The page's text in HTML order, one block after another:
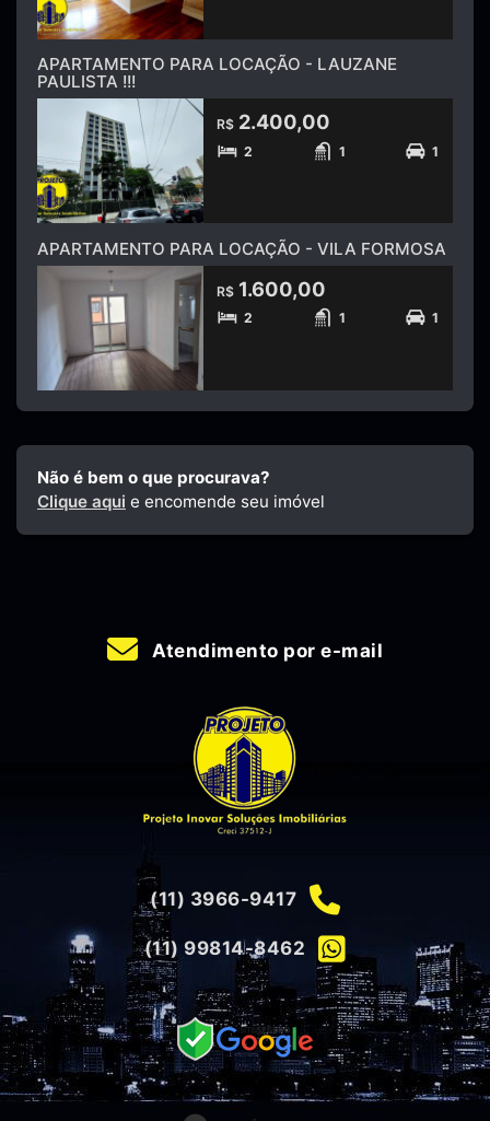
APARTAMENTO PARA LOCAÇÃO - LAUZANE
PAULISTA !!!
R$ 2.400,00
2 1 1
APARTAMENTO PARA LOCAÇÃO - VILA FORMOSA
R$ 1.600,00
2 1 1
Não é bem o que procurava?
Clique aqui e encomende seu imóvel
Atendimento por e-mail
(11) 3966-9417
(11) 99814-8462